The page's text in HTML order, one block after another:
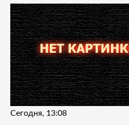
Сегодня, 13:08